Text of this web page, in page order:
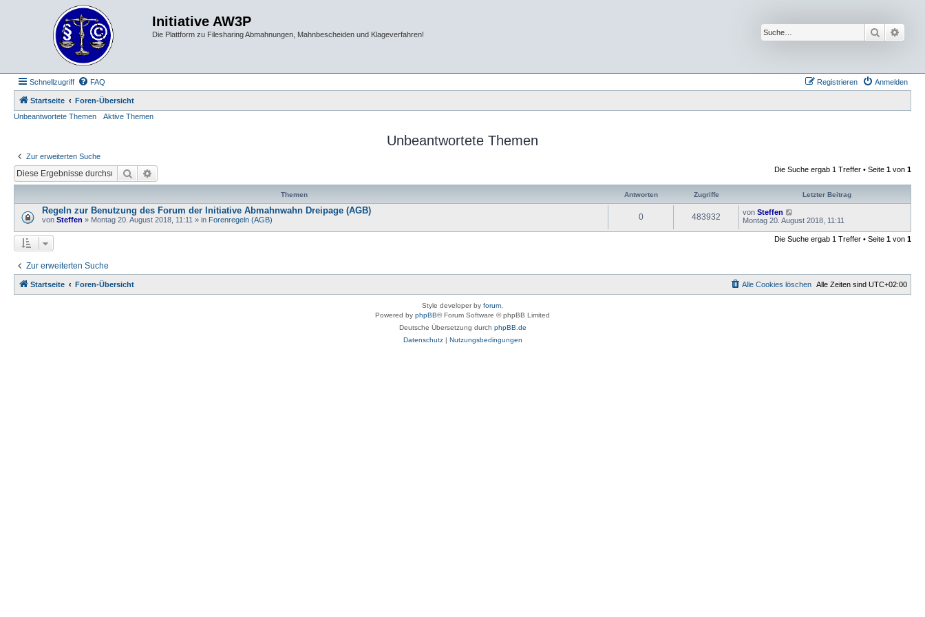
Initiative AW3P
Die Plattform zu Filesharing Abmahnungen, Mahnbescheiden und Klageverfahren! Suche
Schnellzugriff FAQ Anmelden
Registrieren
Startseite
Foren-Übersicht
Unbeantwortete Themen
Aktive Themen
Unbeantwortete Themen
Zur erweiterten Suche
Suche Die Suche ergab 1 Treffer • Seite 1 von 1
Themen Antworten Zugriffe Letzter Beitrag
Regeln zur Benutzung des Forum der Initiative Abmahnwahn Dreipage (AGB)
von Steffen » Montag 20. August 2018, 11:11 » in Forenregeln (AGB) 0 483932 von Steffen
Montag 20. August 2018, 11:11
Die Suche ergab 1 Treffer • Seite 1 von 1
Zur erweiterten Suche
Startseite Foren-Übersicht Alle Zeiten sind UTC+02:00
Alle Cookies löschen
Style developer by forum
Powered by phpBB® Forum Software © phpBB Limited
Deutsche Übersetzung durch phpBB.de
Datenschutz| Nutzungsbedingungen